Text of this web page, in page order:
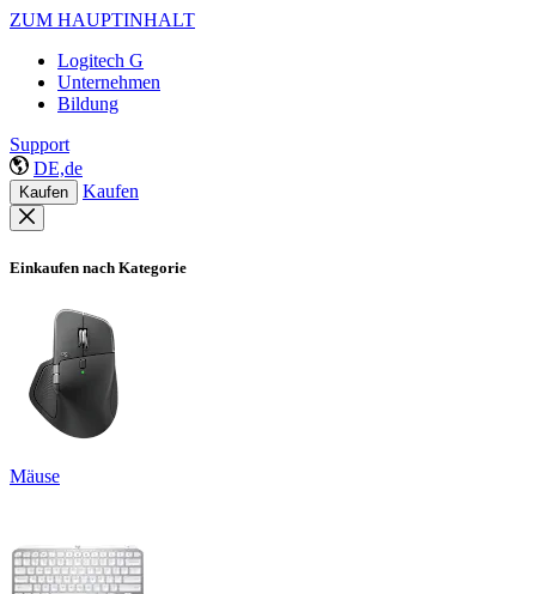
ZUM HAUPTINHALT
Logitech G
Unternehmen
Bildung
Support
DE,de
Kaufen Kaufen
Einkaufen nach Kategorie
Mäuse